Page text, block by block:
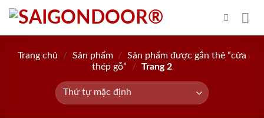
Skip
content
Trang chủ / Sản phẩm /
Sản phẩm được gắn thẻ “cửa
thép gỗ”
/ Trang 2